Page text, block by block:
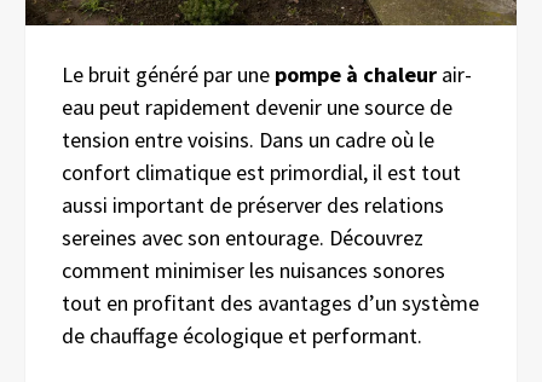
Le bruit généré par une pompe à chaleur air-
eau peut rapidement devenir une source de
tension entre voisins. Dans un cadre où le
confort climatique est primordial, il est tout
aussi important de préserver des relations
sereines avec son entourage. Découvrez
comment minimiser les nuisances sonores
tout en profitant des avantages d’un système
de chauffage écologique et performant.